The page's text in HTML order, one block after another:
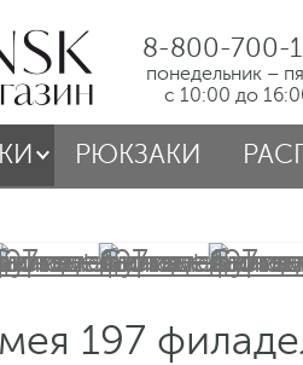
8-800-700-
понедельник –
с 10:00 до
РЮКЗАКИ
197